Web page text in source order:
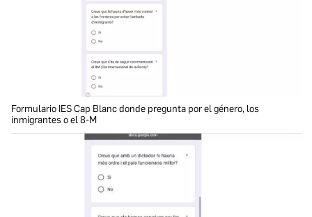
Formulario IES Cap Blanc donde pregunta por el género, los
inmigrantes o el 8-M